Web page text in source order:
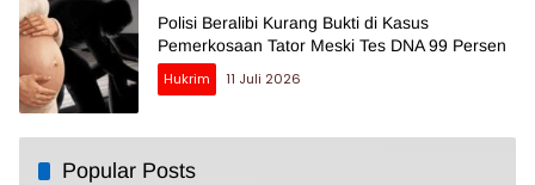
Polisi Beralibi Kurang Bukti di Kasus
Pemerkosaan Tator Meski Tes DNA 99 Persen
Hukrim
11 Juli 2026
Popular Posts